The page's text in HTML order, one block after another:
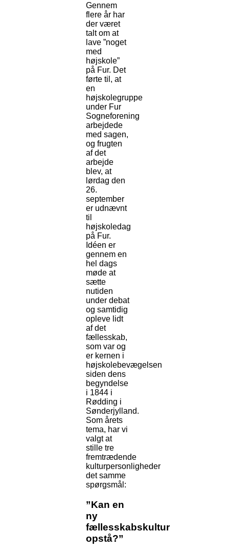
Gennem
flere år har
der været
talt om at
lave ”noget
med
højskole”
på Fur. Det
førte til, at
en
højskolegruppe
under Fur
Sogneforening
arbejdede
med sagen,
og frugten
af det
arbejde
blev, at
lørdag den
26.
september
er udnævnt
til
højskoledag
på Fur.
Idéen er
gennem en
hel dags
møde at
sætte
nutiden
under debat
og samtidig
opleve lidt
af det
fællesskab,
som var og
er kernen i
højskolebevægelsen
siden dens
begyndelse
i 1844 i
Rødding i
Sønderjylland.
Som årets
tema, har vi
valgt at
stille tre
fremtrædende
kulturpersonligheder
det samme
spørgsmål:
”Kan en
ny
fællesskabskultur
opstå?”